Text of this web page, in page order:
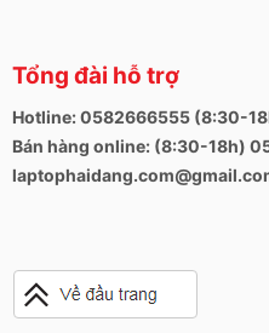
Thời gian sử dụng Pin
bằng và làm việc bình
được khoảng 10 giờ. Nhu
Tổng đài hỗ trợ
Hotline: 0582666555 (8:30-
Bán hàng online: (8:30-18h)